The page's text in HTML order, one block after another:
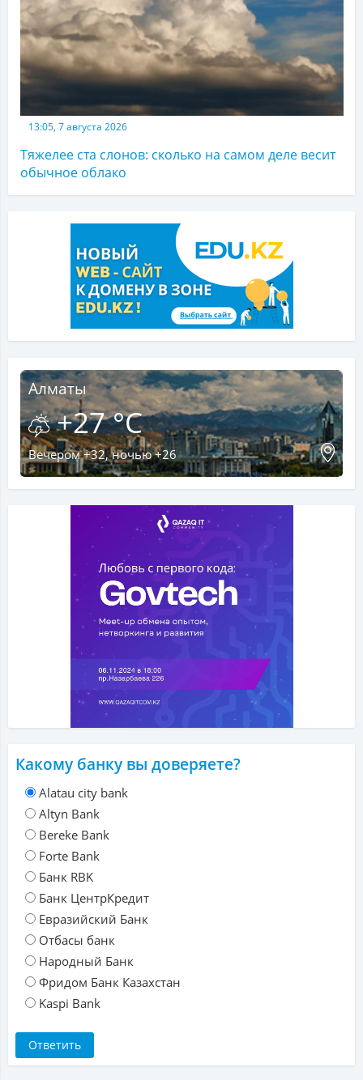
13:05, 7 августа 2026
Тяжелее ста слонов: сколько на самом деле весит
обычное облако
Алматы
+27 °C
Вечером +32, ночью +26
Какому банку вы доверяете?
Alatau city bank
Altyn Bank
Bereke Bank
Forte Bank
Банк RBK
Банк ЦентрКредит
Евразийский Банк
Отбасы банк
Народный Банк
Фридом Банк Казахстан
Kaspi Bank